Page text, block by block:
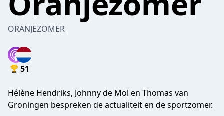
ORANJEZOMER
51
Hélène Hendriks, Johnny de Mol en Thomas van
Groningen bespreken de actualiteit en de sportzomer.